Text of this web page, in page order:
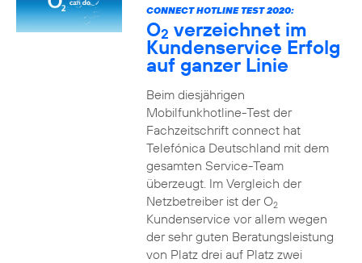
CONNECT HOTLINE TEST 2020:
O2 verzeichnet im
Kundenservice Erfolg
auf ganzer Linie
Beim diesjährigen
Mobilfunkhotline-Test der
Fachzeitschrift connect hat
Telefónica Deutschland mit dem
gesamten Service-Team
überzeugt. Im Vergleich der
Netzbetreiber ist der O2
Kundenservice vor allem wegen
der sehr guten Beratungsleistung
von Platz drei auf Platz zwei